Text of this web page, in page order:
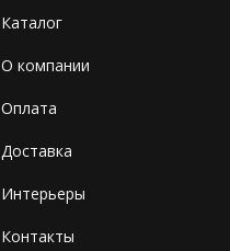
Каталог
О компании
Оплата
Доставка
Интерьеры
Контакты